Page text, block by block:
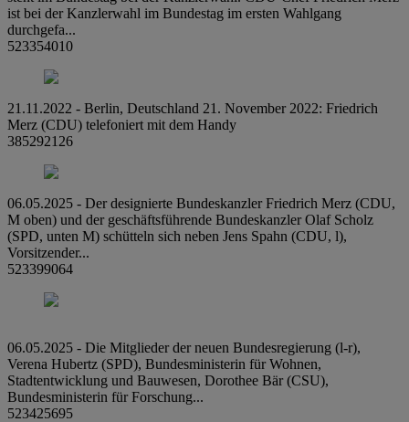
ist bei der Kanzlerwahl im Bundestag im ersten Wahlgang
durchgefa...
523354010
21.11.2022 - Berlin, Deutschland 21. November 2022: Friedrich
Merz (CDU) telefoniert mit dem Handy
385292126
06.05.2025 - Der designierte Bundeskanzler Friedrich Merz (CDU,
M oben) und der geschäftsführende Bundeskanzler Olaf Scholz
(SPD, unten M) schütteln sich neben Jens Spahn (CDU, l),
Vorsitzender...
523399064
06.05.2025 - Die Mitglieder der neuen Bundesregierung (l-r),
Verena Hubertz (SPD), Bundesministerin für Wohnen,
Stadtentwicklung und Bauwesen, Dorothee Bär (CSU),
Bundesministerin für Forschung...
523425695